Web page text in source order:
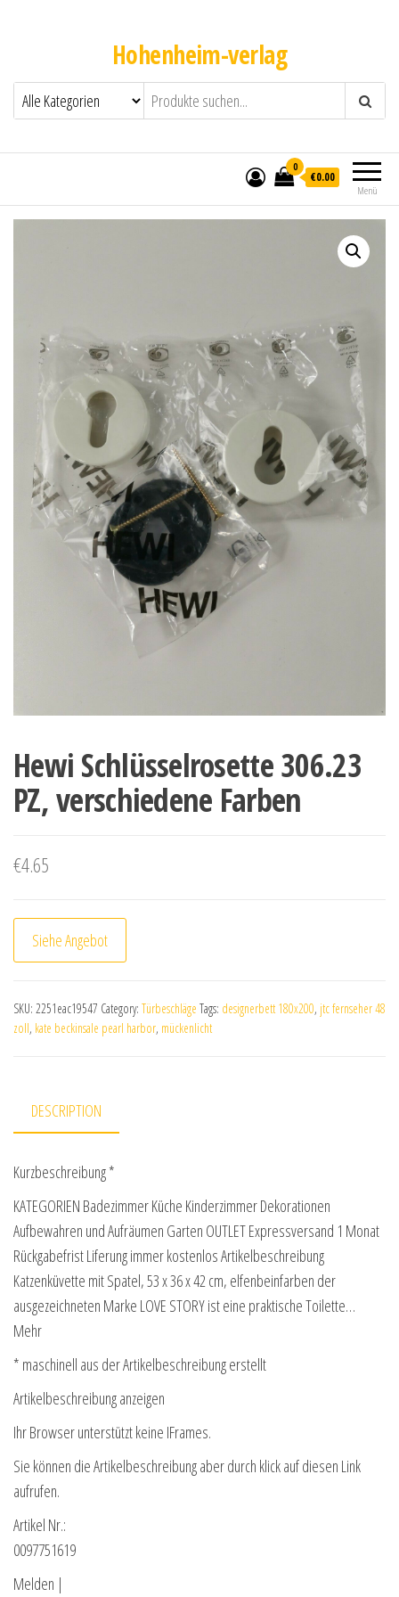
Hohenheim-verlag
Menü
0
€0.00
Hewi Schlüsselrosette 306.23
PZ, verschiedene Farben
€4.65
Siehe Angebot
SKU: 2251eac19547 Category: Türbeschläge Tags: designerbett 180x200, jtc fernseher 48
zoll, kate beckinsale pearl harbor, mückenlicht
DESCRIPTION
Kurzbeschreibung *
KATEGORIEN Badezimmer Küche Kinderzimmer Dekorationen
Aufbewahren und Aufräumen Garten OUTLET Expressversand 1 Monat
Rückgabefrist Liferung immer kostenlos Artikelbeschreibung
Katzenküvette mit Spatel, 53 x 36 x 42 cm, elfenbeinfarben der
ausgezeichneten Marke LOVE STORY ist eine praktische Toilette…
Mehr
* maschinell aus der Artikelbeschreibung erstellt
Artikelbeschreibung anzeigen
Ihr Browser unterstützt keine IFrames.
Sie können die Artikelbeschreibung aber durch klick auf diesen Link
aufrufen.
Artikel Nr.:
0097751619
Melden |